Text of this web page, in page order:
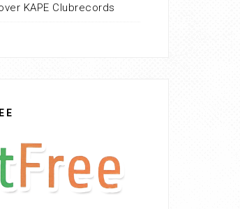
KAPE Clubrecords